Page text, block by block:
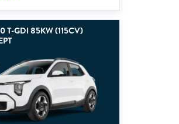
T-GDI 85KW (115CV)